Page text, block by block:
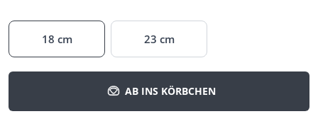
18 cm 23 cm
AB INS KÖRBCHEN